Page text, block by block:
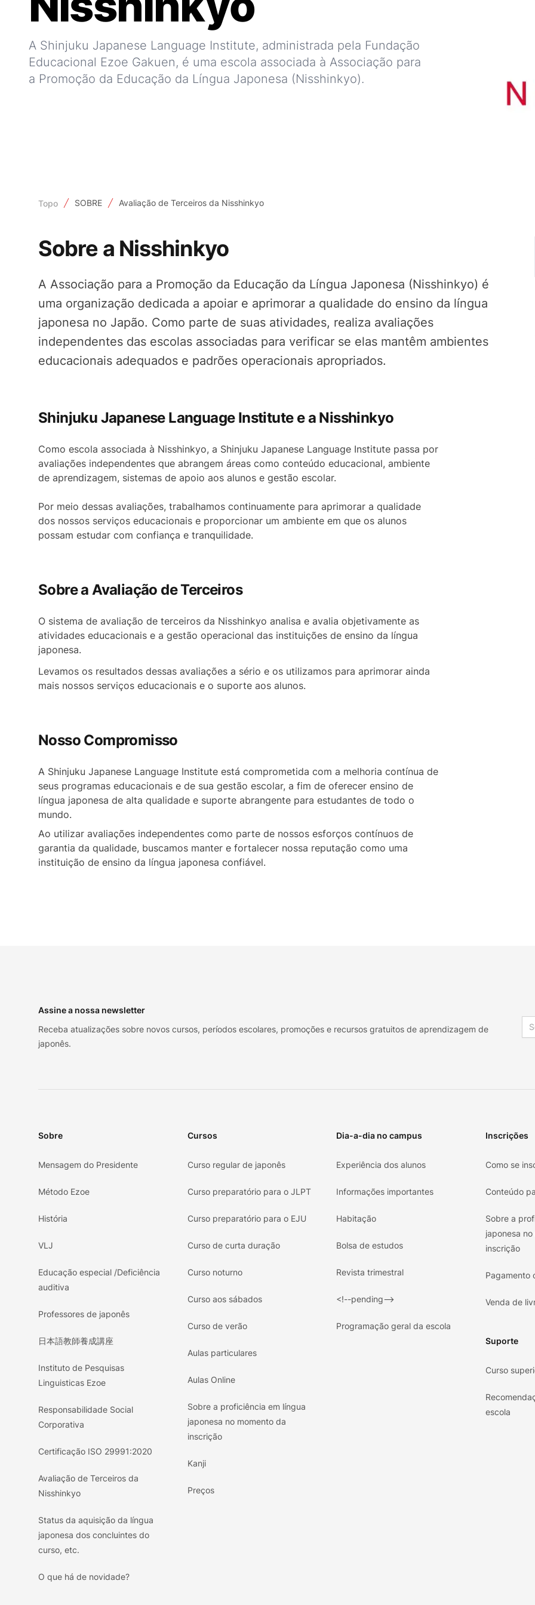
A Shinjuku Japanese Language Institute, administrada pela Fundação
Educacional Ezoe Gakuen, é uma escola associada à Associação para
a Promoção da Educação da Língua Japonesa (Nisshinkyo).
Topo SOBRE Avaliação de Terceiros da Nisshinkyo
Sobre a Nisshinkyo
A Associação para a Promoção da Educação da Língua Japonesa (Nisshinkyo) é
uma organização dedicada a apoiar e aprimorar a qualidade do ensino da língua
japonesa no Japão. Como parte de suas atividades, realiza avaliações
independentes das escolas associadas para verificar se elas mantêm ambientes
educacionais adequados e padrões operacionais apropriados.
Shinjuku Japanese Language Institute e a Nisshinkyo
Como escola associada à Nisshinkyo, a Shinjuku Japanese Language Institute passa por
avaliações independentes que abrangem áreas como conteúdo educacional, ambiente
de aprendizagem, sistemas de apoio aos alunos e gestão escolar.
Por meio dessas avaliações, trabalhamos continuamente para aprimorar a qualidade
dos nossos serviços educacionais e proporcionar um ambiente em que os alunos
possam estudar com confiança e tranquilidade.
Sobre a Avaliação de Terceiros
O sistema de avaliação de terceiros da Nisshinkyo analisa e avalia objetivamente as
atividades educacionais e a gestão operacional das instituições de ensino da língua
japonesa.
Levamos os resultados dessas avaliações a sério e os utilizamos para aprimorar ainda
mais nossos serviços educacionais e o suporte aos alunos.
Nosso Compromisso
A Shinjuku Japanese Language Institute está comprometida com a melhoria contínua de
seus programas educacionais e de sua gestão escolar, a fim de oferecer ensino de
língua japonesa de alta qualidade e suporte abrangente para estudantes de todo o
mundo.
Ao utilizar avaliações independentes como parte de nossos esforços contínuos de
garantia da qualidade, buscamos manter e fortalecer nossa reputação como uma
instituição de ensino da língua japonesa confiável.
Assine a nossa newsletter
Receba atualizações sobre novos cursos, períodos escolares, promoções e recursos gratuitos de aprendizagem de
japonês.
Sobre
Mensagem do Presidente
Método Ezoe
História
VLJ
Educação especial /Deficiência
auditiva
Professores de japonês
日本語教師養成講座
Instituto de Pesquisas
Linguisticas Ezoe
Responsabilidade Social
Corporativa
Certificação ISO 29991:2020
Avaliação de Terceiros da
Nisshinkyo
Status da aquisição da língua
japonesa dos concluintes do
curso, etc.
O que há de novidade?
Cursos
Curso regular de japonês
Curso preparatório para o JLPT
Curso preparatório para o EJU
Curso de curta duração
Curso noturno
Curso aos sábados
Curso de verão
Aulas particulares
Aulas Online
Sobre a proficiência em língua
japonesa no momento da
inscrição
Kanji
Preços
Dia-a-dia no campus
Experiência dos alunos
Informações importantes
Habitação
Bolsa de estudos
Revista trimestral
<!--pending-->
Programação geral da escola
Inscrições
Como se
Conteúdo
Sobre a
japonesa
inscrição
Pagamento
Venda de
Suporte
Curso
escola